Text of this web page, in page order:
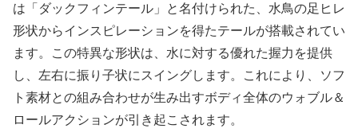
は「ダックフィンテール」と名付けられた、水鳥の足ヒレ
形状からインスピレーションを得たテールが搭載されてい
ます。この特異な形状は、水に対する優れた握力を提供
し、左右に振り子状にスイングします。これにより、ソフ
ト素材との組み合わせが生み出すボディ全体のウォブル＆
ロールアクションが引き起こされます。